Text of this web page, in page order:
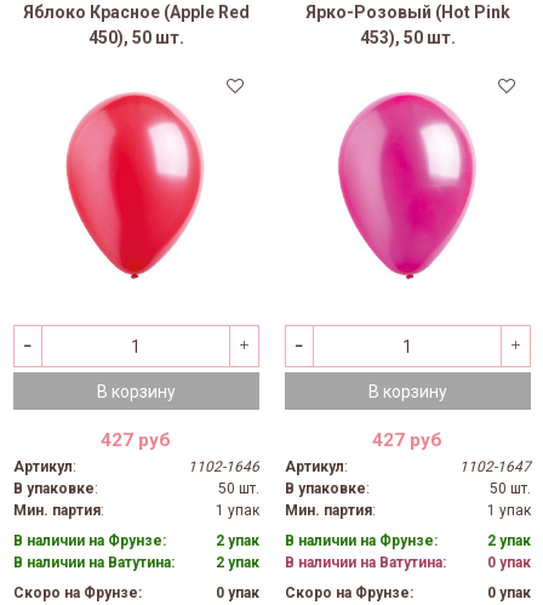
Яблоко Красное (Apple Red
450), 50 шт.
В корзину
427 руб
Артикул:
1102-1646
В упаковке:
50 шт.
Мин. партия:
1 упак
В наличии на Фрунзе:
2 упак
В наличии на Ватутина:
2 упак
Скоро на Фрунзе:
0 упак
Ярко-Розовый (Hot Pink
453), 50 шт.
В корзину
427 руб
Артикул:
1102-1647
В упаковке:
50 шт.
Мин. партия:
1 упак
В наличии на Фрунзе:
2 упак
В наличии на Ватутина:
0 упак
Скоро на Фрунзе:
0 упак